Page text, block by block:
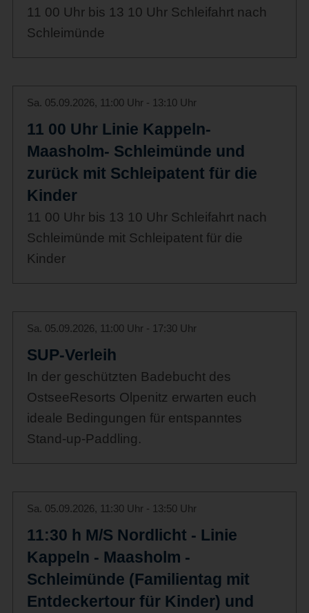
11 00 Uhr bis 13 10 Uhr Schleifahrt nach
Schleimünde
Sa. 05.09.2026, 11:00 Uhr - 13:10 Uhr
11 00 Uhr Linie Kappeln-
Maasholm- Schleimünde und
zurück mit Schleipatent für die
Kinder
11 00 Uhr bis 13 10 Uhr Schleifahrt nach
Schleimünde mit Schleipatent für die
Kinder
Sa. 05.09.2026, 11:00 Uhr - 17:30 Uhr
SUP-Verleih
In der geschützten Badebucht des
OstseeResorts Olpenitz erwarten euch
ideale Bedingungen für entspanntes
Stand-up-Paddling.
Sa. 05.09.2026, 11:30 Uhr - 13:50 Uhr
11:30 h M/S Nordlicht - Linie
Kappeln - Maasholm -
Schleimünde (Familientag mit
Entdeckertour für Kinder) und